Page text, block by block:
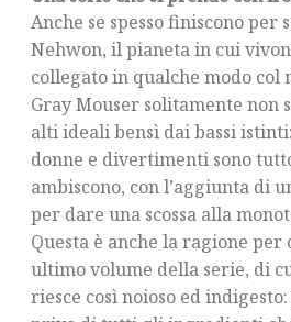
Anche se spesso finiscono per
Nehwon, il pianeta in cui
collegato in qualche modo col
Gray Mouser solitamente non
alti ideali bensì dai bassi
donne e divertimenti sono
ambiscono, con l’aggiunta di
per dare una scossa alla
Questa è anche la ragione
ultimo volume della serie, di
riesce così noioso ed